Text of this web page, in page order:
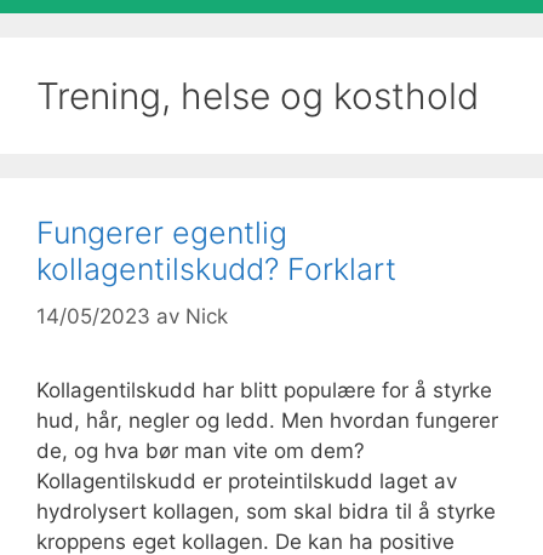
Trening, helse og kosthold
Fungerer egentlig
kollagentilskudd? Forklart
14/05/2023 av Nick
Kollagentilskudd har blitt populære for å styrke
hud, hår, negler og ledd. Men hvordan fungerer
de, og hva bør man vite om dem?
Kollagentilskudd er proteintilskudd laget av
hydrolysert kollagen, som skal bidra til å styrke
kroppens eget kollagen. De kan ha positive